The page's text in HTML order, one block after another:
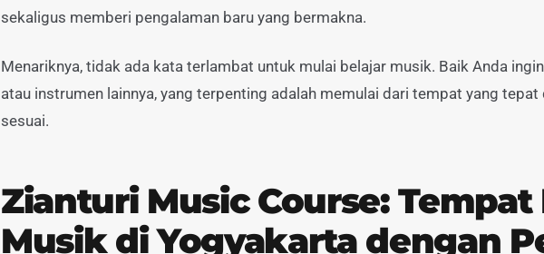
sekaligus memberi pengalaman baru yang bermakna.
Menariknya, tidak ada kata terlambat untuk mulai belajar musik. Baik Anda
atau instrumen lainnya, yang terpenting adalah memulai dari tempat yang
sesuai.
Zianturi Music Course: Tempat
Musik di Yogyakarta dengan